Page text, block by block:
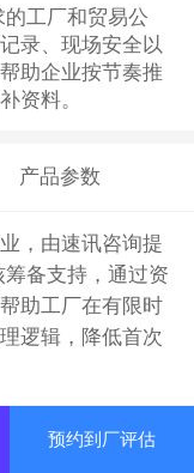
工厂和贸易公
录、现场安全以
助企业按节奏推
资料。
产品参数
，由速讯咨询提
备支持，通过资
助工厂在有限时
逻辑，降低首次
预约到厂评估